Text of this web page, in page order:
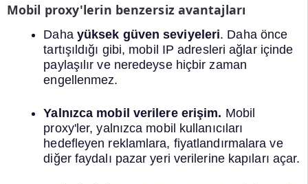
Mobil proxy'lerin benzersiz avantajları
Daha yüksek güven seviyeleri. Daha önce
tartışıldığı gibi, mobil IP adresleri ağlar içinde
paylaşılır ve neredeyse hiçbir zaman
engellenmez.
Yalnızca mobil verilere erişim. Mobil
proxy'ler, yalnızca mobil kullanıcıları
hedefleyen reklamlara, fiyatlandırmalara ve
diğer faydalı pazar yeri verilerine kapıları açar.